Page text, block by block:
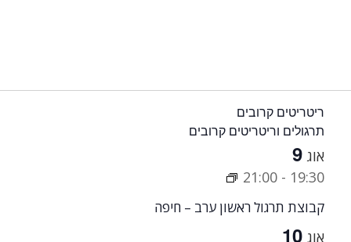
ריטריטים קרובים
תרגולים וריטריטים קרובים
אוג 9
19:30
-
21:00
קבוצת תרגול ראשון ערב – חיפה
אוג 10